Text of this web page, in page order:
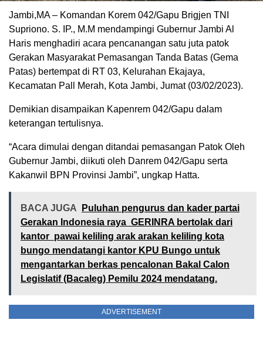
Jambi,MA – Komandan Korem 042/Gapu Brigjen TNI
Supriono. S. IP., M.M mendampingi Gubernur Jambi Al
Haris menghadiri acara pencanangan satu juta patok
Gerakan Masyarakat Pemasangan Tanda Batas (Gema
Patas) bertempat di RT 03, Kelurahan Ekajaya,
Kecamatan Pall Merah, Kota Jambi, Jumat (03/02/2023).
Demikian disampaikan Kapenrem 042/Gapu dalam
keterangan tertulisnya.
“Acara dimulai dengan ditandai pemasangan Patok Oleh
Gubernur Jambi, diikuti oleh Danrem 042/Gapu serta
Kakanwil BPN Provinsi Jambi”, ungkap Hatta.
BACA JUGA
Puluhan pengurus dan kader partai
Gerakan Indonesia raya GERINRA bertolak dari
kantor pawai keliling arak arakan keliling kota
bungo mendatangi kantor KPU Bungo untuk
mengantarkan berkas pencalonan Bakal Calon
Legislatif (Bacaleg) Pemilu 2024 mendatang.
ADVERTISEMENT